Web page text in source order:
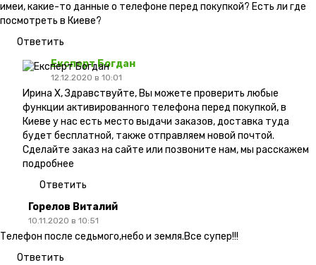
имеи, какие-то данные о телефоне перед покупкой? Есть ли где
посмотреть в Киеве?
Ответить
Експерт Богдан
12.12.2020 в 10:01
Ирина Х, Здравствуйте, Вы можете проверить любые
функции активированного телефона перед покупкой, в
Киеве у нас есть место выдачи заказов, доставка туда
будет бесплатной, также отправляем новой почтой.
Сделайте заказ на сайте или позвоните нам, мы расскажем
подробнее
Ответить
Горелов Виталий
10.11.2020 в 10:51
Телефон после седьмого,небо и земля.Все супер!!!
Ответить